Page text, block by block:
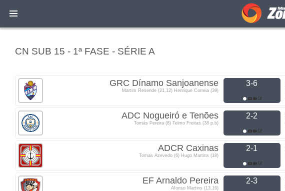
CN SUB 15 - 1ª FASE - SÉRIE A
GRC Dínamo Sanjoanense
Martim Resende (21,12) Henrique Correia (39)
3-6
ADC Nogueiró e Tenões
Tomás Pereira (8) Telmo Freitas (38 p.b)
2-2
ADCR Caxinas
Tomas Azevedo (6) Hugo Martins (18)
2-1
EF Arnaldo Pereira
Afonso Martins (13,16)
2-3